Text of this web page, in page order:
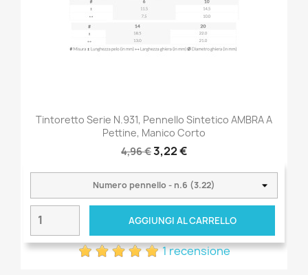
Tintoretto Serie N.931, Pennello Sintetico AMBRA A
Pettine, Manico Corto
4,96 €3,22 €
AGGIUNGI AL CARRELLO
1 recensione